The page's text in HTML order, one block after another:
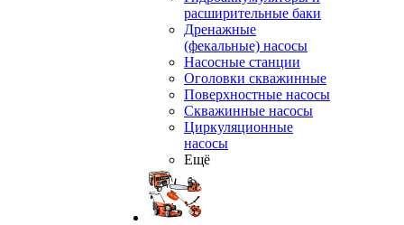
расширительные баки
Дренажные
(фекальные) насосы
Насосные станции
Оголовки скважинные
Поверхностные насосы
Скважинные насосы
Циркуляционные
насосы
Ещё